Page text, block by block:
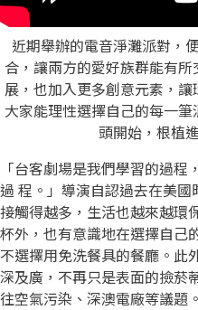
近期舉辦的電音淨灘派對，
合，讓兩方的愛好族群能有
展，也加入更多創意元素，
大家能理性選擇自己的每一
頭開始，根植
「台客劇場是我們學習的過
過 程。」導演自認過去在美
接觸得越多，生活也越來越環
杯外，也有意識地在選擇自己
不選擇用免洗餐具的餐廳。此
深及廣，不再只是表面的撿菸
往空氣污染、深澳電廠等議題。